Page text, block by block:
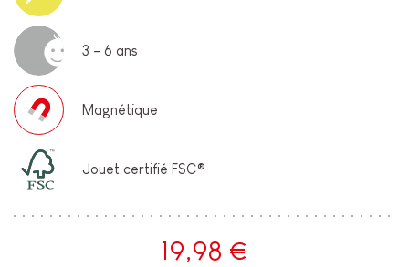
3 - 6 ans
Magnétique
Jouet certifié FSC®
19,98 €